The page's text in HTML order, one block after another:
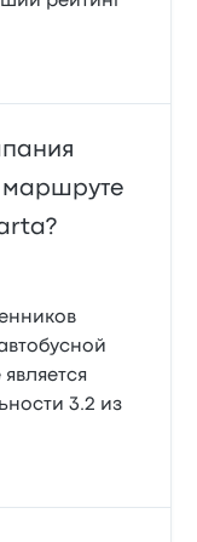
маршруте
3.2 из